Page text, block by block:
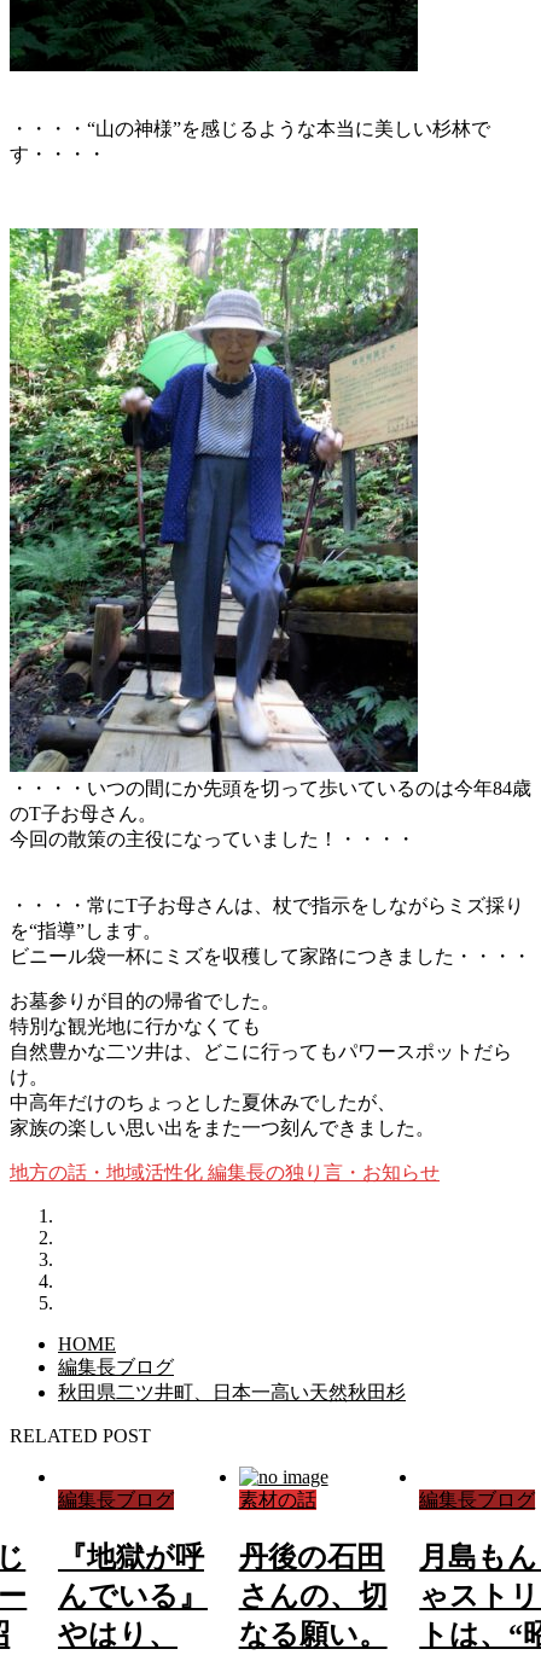
・・・・“山の神様”を感じるような本当に美しい杉林で
す・・・・
・・・・いつの間にか先頭を切って歩いているのは今年84歳
のT子お母さん。
今回の散策の主役になっていました！・・・・
・・・・常にT子お母さんは、杖で指示をしながらミズ採り
を“指導”します。
ビニール袋一杯にミズを収穫して家路につきました・・・・
お墓参りが目的の帰省でした。
特別な観光地に行かなくても
自然豊かな二ツ井は、どこに行ってもパワースポットだら
け。
中高年だけのちょっとした夏休みでしたが、
家族の楽しい思い出をまた一つ刻んできました。
地方の話・地域活性化 編集長の独り言・お知らせ
HOME
編集長ブログ
秋田県二ツ井町、日本一高い天然秋田杉
RELATED POST
編集長ブログ
『地獄が呼
んでいる』
やはり、
素材の話
丹後の石田
さんの、切
なる願い。
編集長ブログ
月島も
ゃスト
トは、“